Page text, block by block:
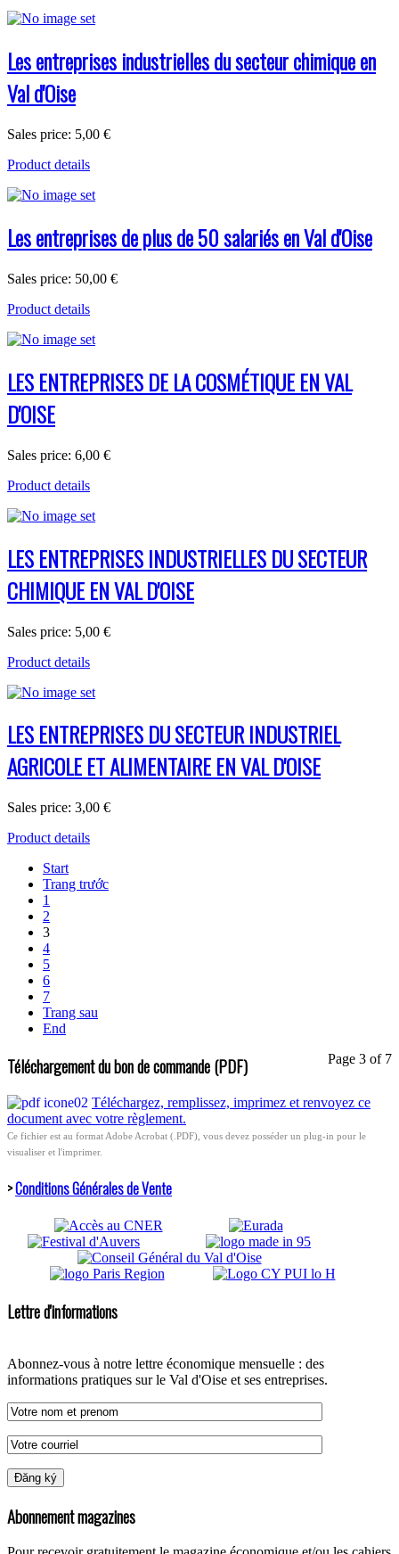
Les entreprises industrielles du secteur chimique en
Val d'Oise
Sales price: 5,00 €
Product details
Les entreprises de plus de 50 salariés en Val d'Oise
Sales price: 50,00 €
Product details
LES ENTREPRISES DE LA COSMÉTIQUE EN VAL
D'OISE
Sales price: 6,00 €
Product details
LES ENTREPRISES INDUSTRIELLES DU SECTEUR
CHIMIQUE EN VAL D'OISE
Sales price: 5,00 €
Product details
LES ENTREPRISES DU SECTEUR INDUSTRIEL
AGRICOLE ET ALIMENTAIRE EN VAL D'OISE
Sales price: 3,00 €
Product details
Start
Trang trước
1
2
3
4
5
6
7
Trang sau
End
Page 3 of 7
Téléchargement du bon de commande (PDF)
Téléchargez, remplissez, imprimez et renvoyez ce
document avec votre règlement.
Ce fichier est au format Adobe Acrobat (.PDF), vous devez posséder un plug-in pour le
visualiser et l'imprimer.
>Conditions Générales de Vente
Lettre d'informations
Abonnez-vous à notre lettre économique mensuelle : des
informations pratiques sur le Val d'Oise et ses entreprises.
Abonnement magazines